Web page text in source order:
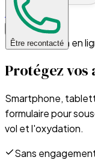
Être recontacté
Espace Client
Souscription en
Protégez
Smartphone,
formulaire pour
vol et l'oxydation.
Sans